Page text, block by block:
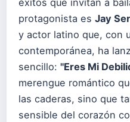
éxitos que invitan a
protagonista es Jay
y actor latino que, con
contemporánea, ha
sencillo: "Eres Mi
merengue romántico
las caderas, sino que
sensible del corazón